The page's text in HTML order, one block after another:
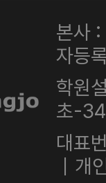
본사
자등
학원
초-
대표
｜